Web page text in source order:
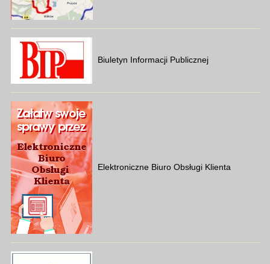
Biuletyn Informacji Publicznej
Elektroniczne Biuro Obsługi Klienta